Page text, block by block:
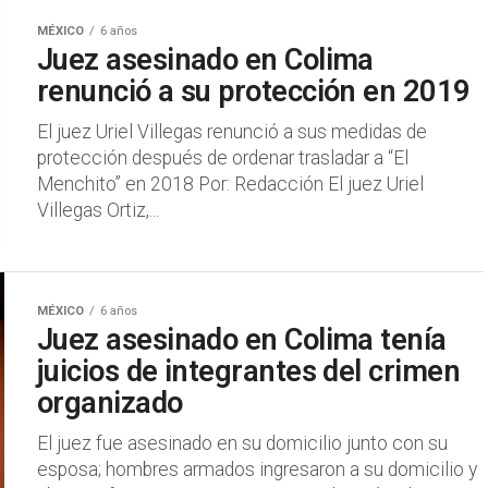
MÉXICO 6 años
Juez asesinado en Colima
renunció a su protección en 2019
El juez Uriel Villegas renunció a sus medidas de
protección después de ordenar trasladar a “El
Menchito” en 2018 Por: Redacción El juez Uriel
Villegas Ortiz,...
MÉXICO 6 años
Juez asesinado en Colima tenía
juicios de integrantes del crimen
organizado
El juez fue asesinado en su domicilio junto con su
esposa; hombres armados ingresaron a su domicilio y